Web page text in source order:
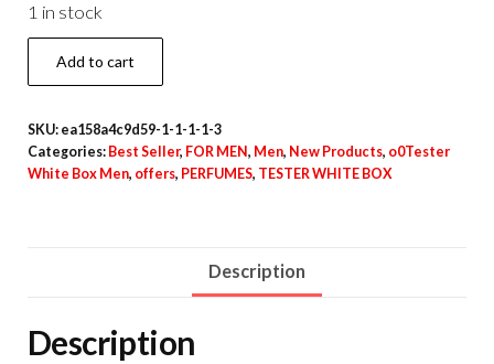
1 in stock
Add to cart
SKU: ea158a4c9d59-1-1-1-1-3
Categories: Best Seller, FOR MEN, Men, New Products, o0Tester
White Box Men, offers, PERFUMES, TESTER WHITE BOX
Description
Description